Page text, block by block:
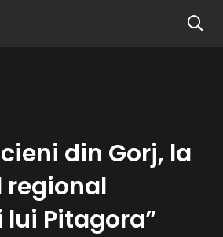
din Gorj, la
regional
lui Pitagora”